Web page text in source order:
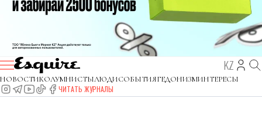
KZ
НОВОСТИКОЛУМНИСТЫЛЮДИСОБЫТИЯГЕДОНИЗМИНТЕРЕСЫ
ЧИТАТЬ ЖУРНАЛЫ